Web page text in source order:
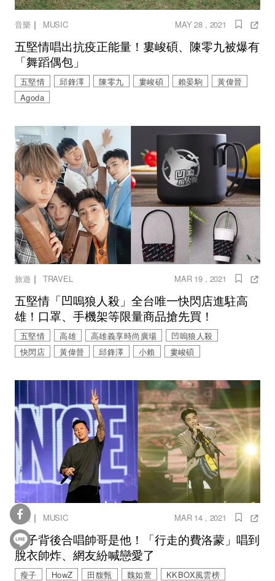
音樂 ｜ MUSIC MAY 28 , 2021
五堅情唱出抗疫正能量！婁峻碩、陳零九被爆有
「舞蹈偶包」
五堅情 邱鋒澤 陳零九 婁峻碩 賴晏駒
黃偉晉
Agoda
旅遊 ｜ TRAVEL MAR 19 , 2021
五堅情「凹嗚狼人殺」全台唯一快閃店進駐高
雄！口罩、手機架等限量商品搶先買！
五堅情 高雄 高雄義享時尚廣場
凹嗚狼人殺
快閃店
黃偉晉 邱鋒澤 小賴 婁峻碩
音樂｜ MUSIC MAR 14 , 2021
瘦子背後合唱帥哥是他！「行走的費洛蒙」唱到
脫衣帥炸、網友紛喊戀愛了
瘦子 HowZ 田馥甄 魏如萱
KKBOX風雲榜